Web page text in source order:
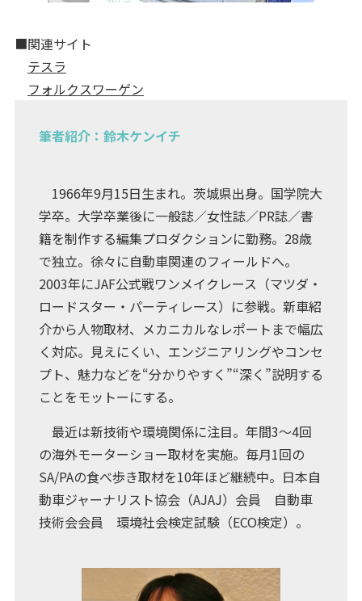
■関連サイト
テスラ
フォルクスワーゲン
筆者紹介：鈴木ケンイチ
1966年9月15日生まれ。茨城県出身。国学院大
学卒。大学卒業後に一般誌／女性誌／PR誌／書
籍を制作する編集プロダクションに勤務。28歳
で独立。徐々に自動車関連のフィールドへ。
2003年にJAF公式戦ワンメイクレース（マツダ・
ロードスター・パーティレース）に参戦。新車紹
介から人物取材、メカニカルなレポートまで幅広
く対応。見えにくい、エンジニアリングやコンセ
プト、魅力などを“分かりやすく”“深く”説明する
ことをモットーにする。
最近は新技術や環境関係に注目。年間3～4回
の海外モーターショー取材を実施。毎月1回の
SA/PAの食べ歩き取材を10年ほど継続中。日本自
動車ジャーナリスト協会（AJAJ）会員 自動車
技術会会員 環境社会検定試験（ECO検定）。